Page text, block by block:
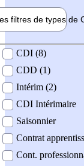
filtres de types de
contrat
CDI (8)
CDD (1)
Intérim (2)
CDI Intérimaire
Saisonnier
Contrat
Cont.